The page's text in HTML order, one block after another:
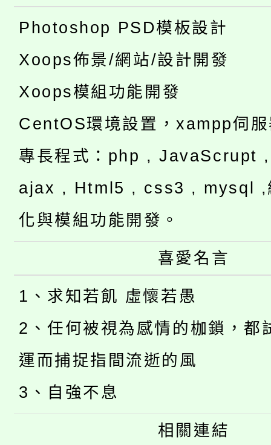
Photoshop PSD模板設計
Xoops佈景/網站/設計開發
Xoops模組功能開發
CentOS環境設置，xampp伺
專長程式：php , JavaScrupt
ajax , Html5 , css3 , mysql ,
化與模組功能開發。
喜愛名言
1、求知若飢 虛懷若愚
2、任何被視為感情的枷鎖，都
運而捕捉指間流逝的風
3、自強不息
相關連結